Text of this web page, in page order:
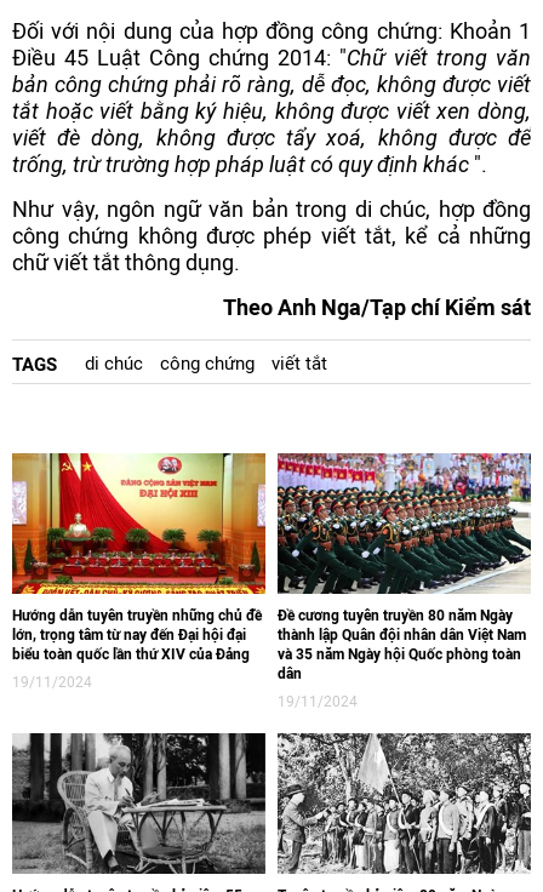
Đối với nội dung của hợp đồng công chứng: Khoản 1
Điều 45 Luật Công chứng 2014: "Chữ viết trong văn
bản công chứng phải rõ ràng, dễ đọc, không được viết
tắt hoặc viết bằng ký hiệu, không được viết xen dòng,
viết đè dòng, không được tẩy xoá, không được để
trống, trừ trường hợp pháp luật có quy định khác ".
Như vậy, ngôn ngữ văn bản trong di chúc, hợp đồng
công chứng không được phép viết tắt, kể cả những
chữ viết tắt thông dụng.
Theo Anh Nga/Tạp chí Kiểm sát
TAGS di chúc công chứng viết tắt
Hướng dẫn tuyên truyền những chủ đề
lớn, trọng tâm từ nay đến Đại hội đại
biểu toàn quốc lần thứ XIV của Đảng
19/11/2024
Đề cương tuyên truyền 80 năm Ngày
thành lập Quân đội nhân dân Việt Nam
và 35 năm Ngày hội Quốc phòng toàn
dân
19/11/2024